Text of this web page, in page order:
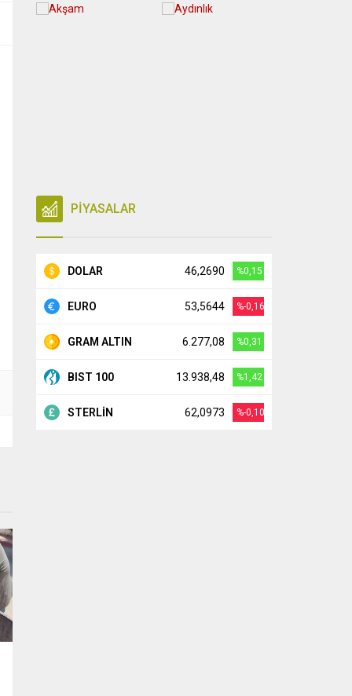
PİYASALAR
DOLAR 46,2690 %0,15
EURO 53,5644 %-0,16
GRAM ALTIN 6.277,08 %0,31
BIST 100 13.938,48 %1,42
STERLİN 62,0973 %-0,10